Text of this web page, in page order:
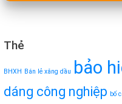
Thẻ
BHXH Bán lẻ xăng dầu bảo
dáng công nghiệp bố